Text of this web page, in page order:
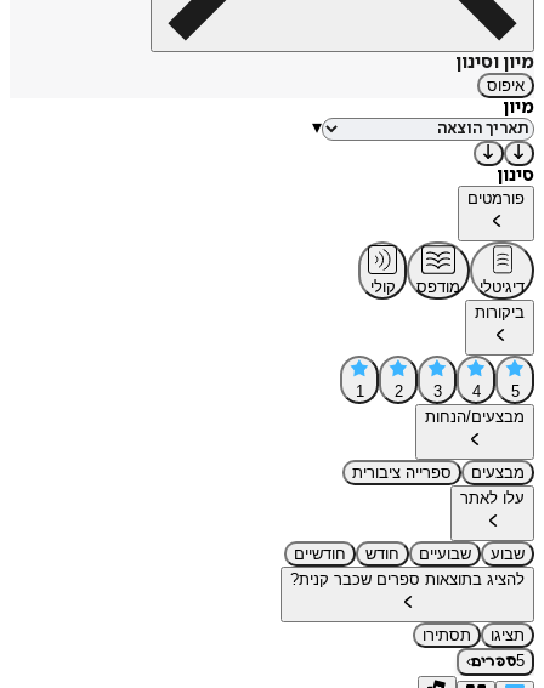
מיון וסינון
איפוס
מיון
▾
סינון
פורמטים
דיגיטלי מודפס
קולי
ביקורות
5
4
3
2
1
מבצעים/הנחות
מבצעים
ספרייה ציבורית
עלו לאתר
שבוע שבועיים חודש
חודשיים
להציג בתוצאות ספרים שכבר קנית?
תציגו
תסתירו
5ספרים›